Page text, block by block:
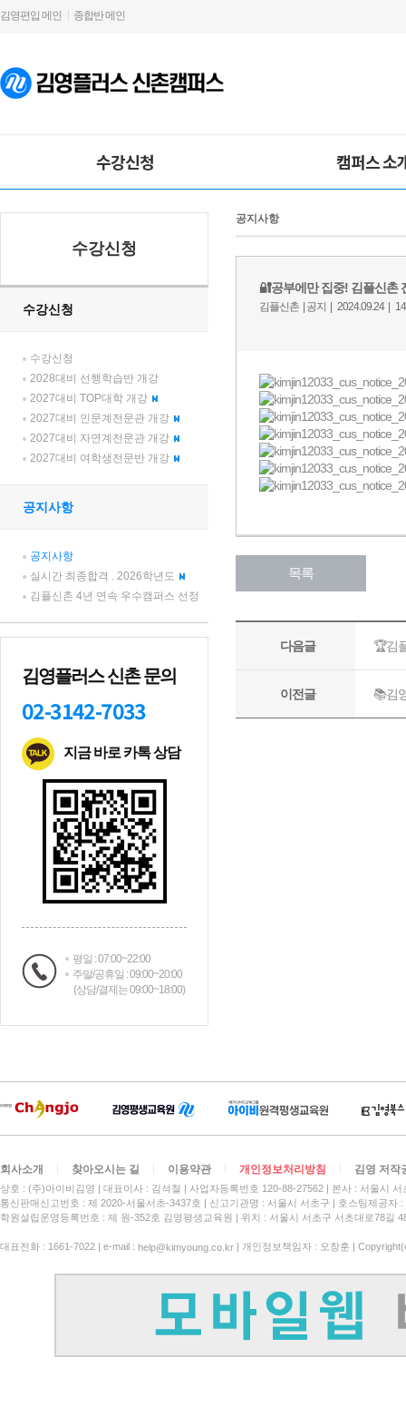
김영편입 메인 종합반 메인
수강신청 캠퍼스 소
수강신청
수강신청
수강신청
2028대비 선행학습반 개강
2027대비 TOP대학 개강
2027대비 인문계전문관 개강
2027대비 자연계전문관 개강
2027대비 여학생전문반 개강
공지사항
공지사항
실시간 최종합격 . 2026학년도
김플신촌 4년 연속 우수캠퍼스 선정
김영플러스 신촌 문의
02-3142-7033
지금 바로 카톡 상담
평일 : 07:00~22:00
주말/공휴일 : 09:00~20:00
(상담/결제는 09:00~18:00)
공지사항
회사소개 찾아오시는 길 이용약관 개인정보처리방침 김영 저작
상호 : (주)아이비김영 대표이사 : 김석철 사업자등록번호 120-88-27562
본사 : 서울시
통신판매신고번호 : 제 2020-서울서초-3437호
신고기관명 : 서울시 서초구
호스팅제공자
학원설립운영등록번호 : 제 원-352호 김영평생교육원 | 위치 : 서울시 서초구 서초대로78길
대표전화 : 1661-7022 | e-mail : help@kimyoung.co.kr | 개인정보책임자 : 오창훈 |